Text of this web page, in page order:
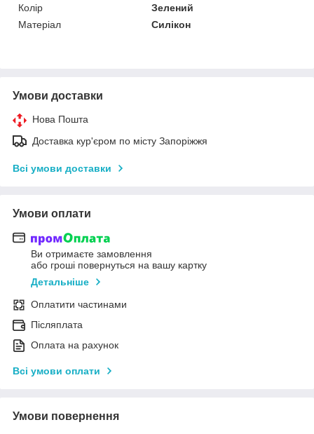
Колір
Зелений
Матеріал
Силікон
Умови доставки
Нова Пошта
Доставка кур'єром по місту Запоріжжя
Всі умови доставки
Умови оплати
Ви отримаєте замовлення
або гроші повернуться на вашу картку
Детальніше
Оплатити частинами
Післяплата
Оплата на рахунок
Всі умови оплати
Умови повернення